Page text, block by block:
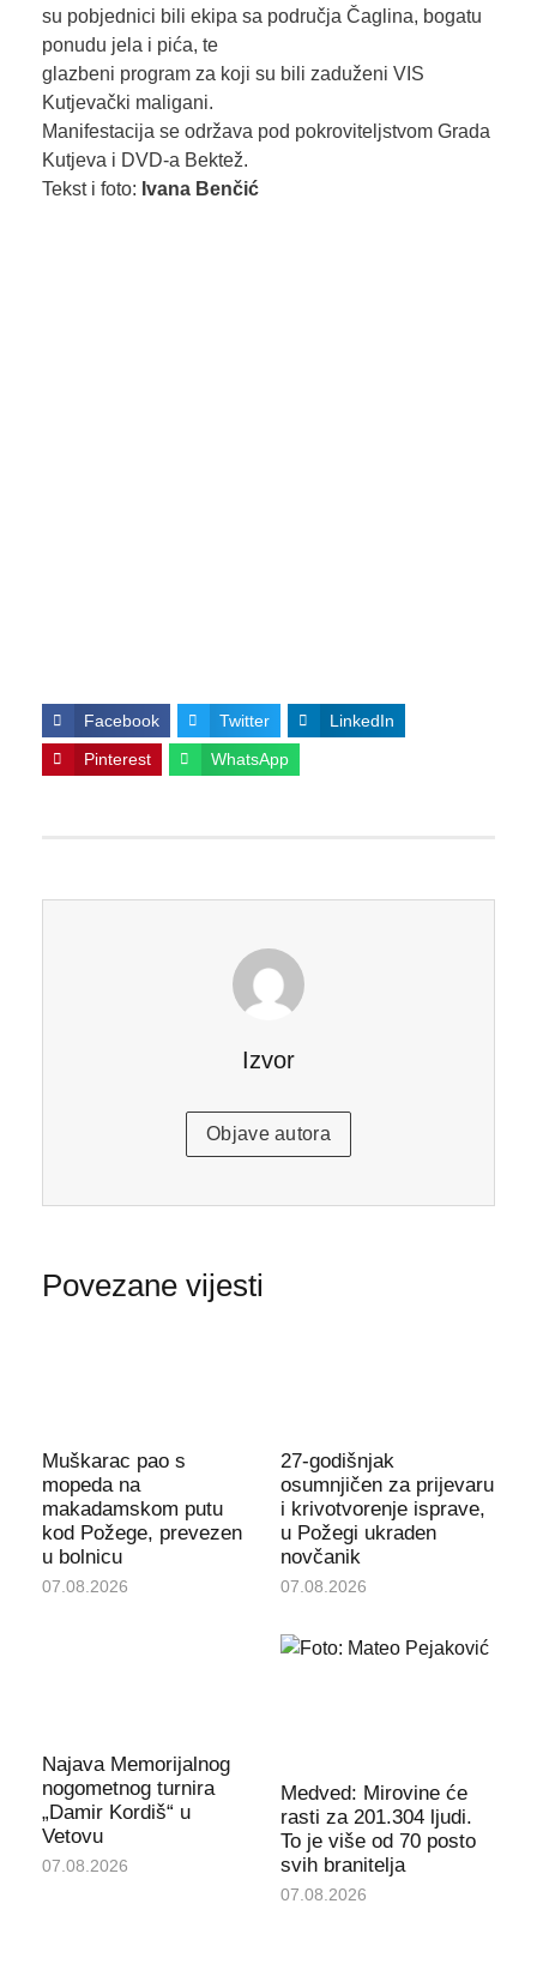
su pobjednici bili ekipa sa područja Čaglina, bogatu
ponudu jela i pića, te
glazbeni program za koji su bili zaduženi VIS
Kutjevački maligani.
Manifestacija se održava pod pokroviteljstvom Grada
Kutjeva i DVD-a Bektež.
Tekst i foto: Ivana Benčić
Facebook Twitter LinkedIn
Pinterest WhatsApp
Izvor
Objave autora
Povezane vijesti
Muškarac pao s
mopeda na
makadamskom putu
kod Požege, prevezen
u bolnicu
07.08.2026
27-godišnjak
osumnjičen za prijevaru
i krivotvorenje isprave,
u Požegi ukraden
novčanik
07.08.2026
Najava Memorijalnog
nogometnog turnira
„Damir Kordiš“ u
Vetovu
07.08.2026
Medved: Mirovine će
rasti za 201.304 ljudi.
To je više od 70 posto
svih branitelja
07.08.2026